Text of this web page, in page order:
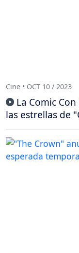
Cine • OCT 10 / 2023
La Comic
las estrellas de